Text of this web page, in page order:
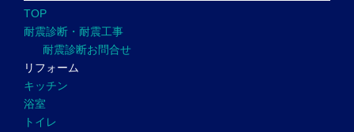
TOP
耐震診断・耐震工事
耐震診断お問合せ
リフォーム
キッチン
浴室
トイレ